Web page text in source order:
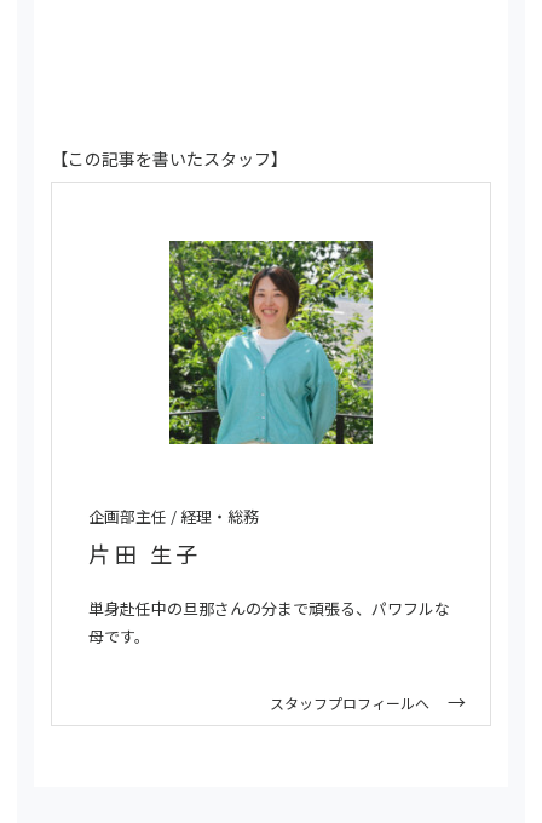
【この記事を書いたスタッフ】
企画部主任 / 経理・総務
片田 生子
単身赴任中の旦那さんの分まで頑張る、パワフルな
母です。
スタッフプロフィールへ